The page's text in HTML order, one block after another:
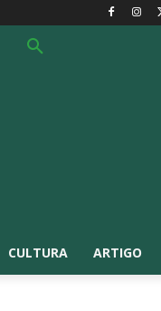
CULTURA ARTIGO